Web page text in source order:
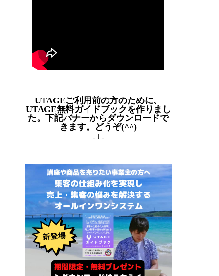
UTAGEご利用前の方のために、
UTAGE無料ガイドブックを作りまし
た。下記バナーからダウンロードで
きます。どうぞ(^^)
↓↓↓